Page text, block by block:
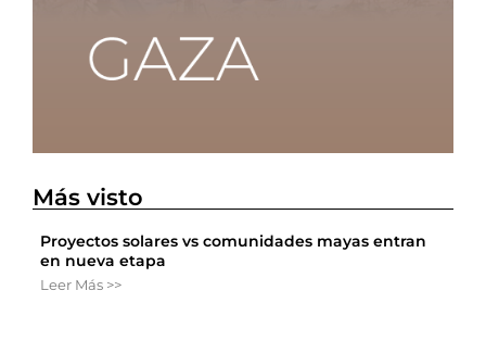
Más visto
Proyectos solares vs comunidades mayas entran
en nueva etapa
Leer Más >>